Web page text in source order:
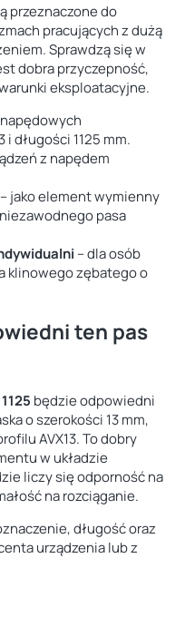
przeznaczone do
pracujących z dużą
Sprawdzą się w
dobra przyczepność,
eksploatacyjne.
długości 1125 mm.
z napędem
– jako element wymienny
pasa
– dla osób
klinowego zębatego o
ten pas
będzie odpowiedni
o szerokości 13 mm,
AVX13. To dobry
w układzie
liczy się odporność na
na rozciąganie.
długość oraz
urządzenia lub z